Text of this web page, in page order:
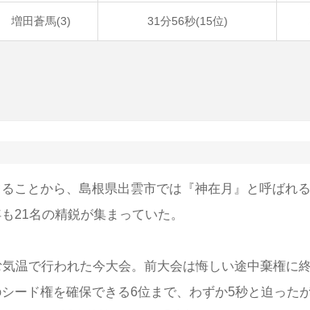
増田蒼馬(3) 31分56秒(15位)
ことから、島根県出雲市では『神在月』と呼ばれ
21名の精鋭が集まっていた。
温で行われた今大会。前大会は悔しい途中棄権に
ード権を確保できる6位まで、わずか5秒と迫った